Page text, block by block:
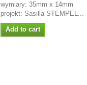
wymiary: 35mm x 14mm
projekt: Sasilla STEMPEL...
Add to cart